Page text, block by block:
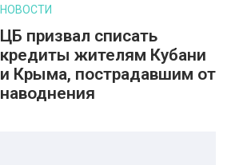
НОВОСТИ
ЦБ призвал списать
кредиты жителям Кубани
и Крыма, пострадавшим от
наводнения